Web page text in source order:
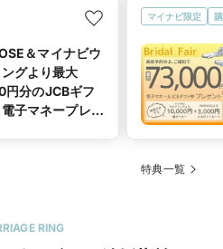
＆マイナビウ
グより最大
円分のJCBギフ
電子マネープレゼ
マイナビ限定
特典一覧
RING